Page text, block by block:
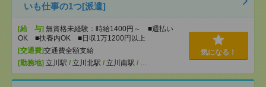
いも仕事の1つ[派遣]
[給 与] 無資格未経験：時給1400円～ ■週払い
OK ■扶養内OK ■日収1万1200円以上
[交通費]交通費全額支給
[勤務地] 立川駅 / 立川北駅 / 立川南駅 / …
気になる！